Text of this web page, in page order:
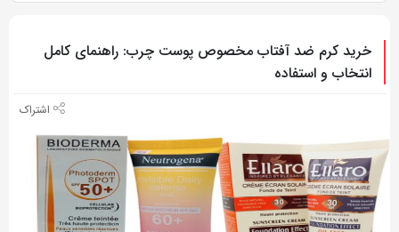
صفحه
دوستان
خود
به
اشتراک
خرید کرم ضد آفتاب مخصوص پوست چرب: راهنمای کامل
انتخاب و استفاده
صفحه
خود
به
اشتراک